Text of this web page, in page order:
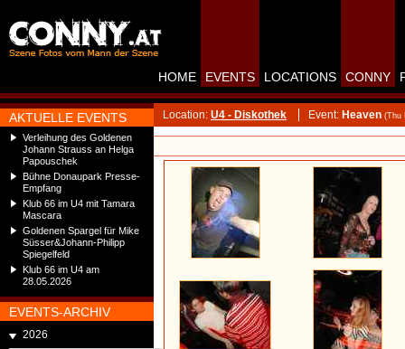
AKTUELLE EVENTS
Verleihung des Goldenen
Johann Strauss an Helga
Papouschek
Bühne Donaupark Presse-
Empfang
Klub 66 im U4 mit Tamara
Mascara
Goldenen Spargel für Mike
Süsser&Johann-Philipp
Spiegelfeld
Klub 66 im U4 am
28.05.2026
EVENTS-ARCHIV
2026
HOME EVENTS LOCATIONS CONNY
Location: U4 - Diskothek Event: Heaven (Thu